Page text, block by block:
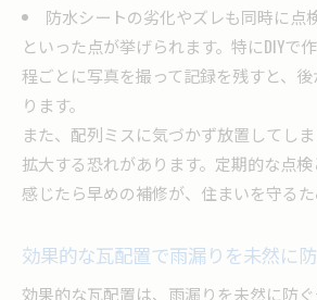
防水シートの劣化やズレも同時に点
といった点が挙げられます。特にDIYで
程ごとに写真を撮って記録を残すと、
ります。
また、配列ミスに気づかず放置してし
拡大する恐れがあります。定期的な点
感じたら早めの補修が、住まいを守るた
効果的な瓦配置で雨漏りを未然に
効果的な瓦配置は、雨漏りを未然に防